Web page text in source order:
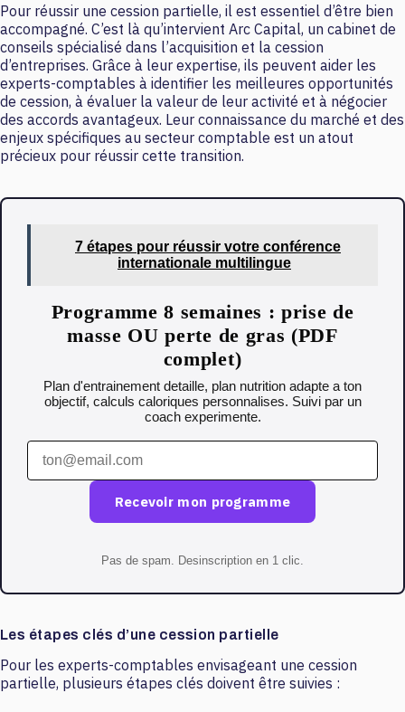
Pour réussir une cession partielle, il est essentiel d’être bien
accompagné. C’est là qu’intervient Arc Capital, un cabinet de
conseils spécialisé dans l’acquisition et la cession
d’entreprises. Grâce à leur expertise, ils peuvent aider les
experts-comptables à identifier les meilleures opportunités
de cession, à évaluer la valeur de leur activité et à négocier
des accords avantageux. Leur connaissance du marché et des
enjeux spécifiques au secteur comptable est un atout
précieux pour réussir cette transition.
7 étapes pour réussir votre conférence
internationale multilingue
Programme 8 semaines : prise de
masse OU perte de gras (PDF
complet)
Plan d'entrainement detaille, plan nutrition adapte a ton
objectif, calculs caloriques personnalises. Suivi par un
coach experimente.
Recevoir mon programme
Pas de spam. Desinscription en 1 clic.
Les étapes clés d’une cession partielle
Pour les experts-comptables envisageant une cession
partielle, plusieurs étapes clés doivent être suivies :